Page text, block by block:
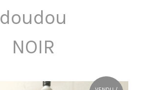
doudou
NOIR